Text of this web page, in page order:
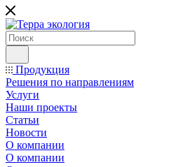
Продукция
Решения по направлениям
Услуги
Наши проекты
Статьи
Новости
О компании
О компании